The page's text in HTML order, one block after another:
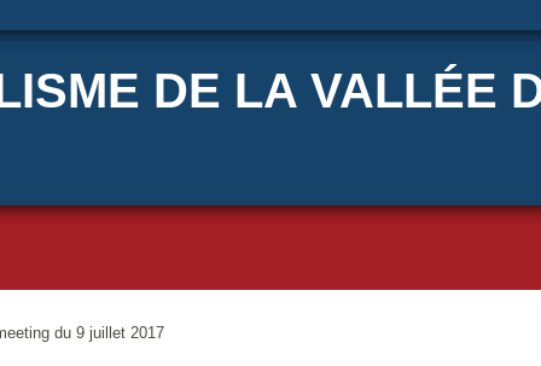
DE LA VALLÉE
du 9 juillet 2017